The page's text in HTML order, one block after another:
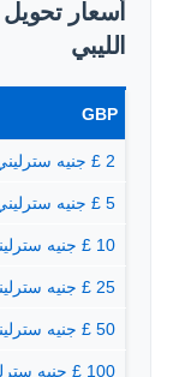
أسعار تحويل
الليبي
GBP
2 £ جنيه سترليني
5 £ جنيه سترليني
10 £ جنيه سترليني
25 £ جنيه سترليني
50 £ جنيه سترليني
100 £ جنيه سترليني